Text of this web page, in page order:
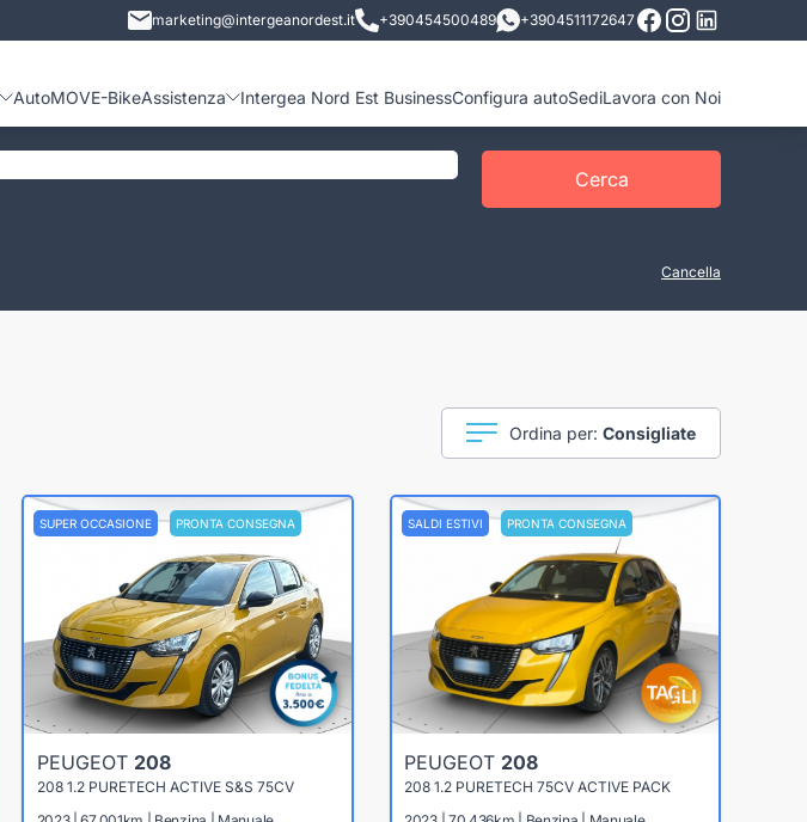
marketing@intergeanordest.it +390454500489 +3904511172647
AutoMOVE-BikeAssistenza Intergea Nord Est BusinessConfigura autoSediLavora con Noi
Cerca
Cancella
Ordina per: Consigliate
SUPER OCCASIONE PRONTA CONSEGNA
PEUGEOT 208
208 1.2 PURETECH ACTIVE S&S 75CV
SALDI ESTIVI PRONTA CONSEGNA
PEUGEOT 208
208 1.2 PURETECH 75CV ACTIVE PACK